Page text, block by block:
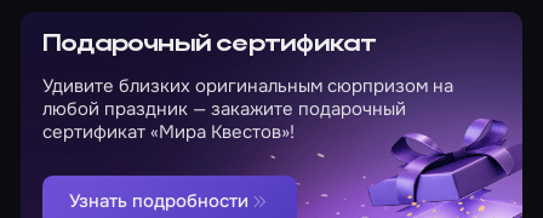
Подарочный сертификат
Удивите близких оригинальным сюрпризом на
любой праздник — закажите подарочный
сертификат «Мира Квестов»!
Узнать подробности